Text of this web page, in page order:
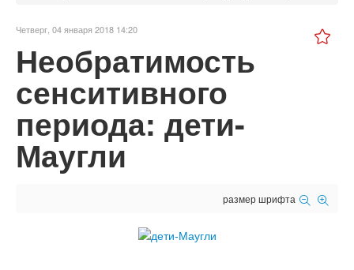
Четверг, 04 января 2018 14:20
Необратимость
сенситивного
периода: дети-
Маугли
размер шрифта